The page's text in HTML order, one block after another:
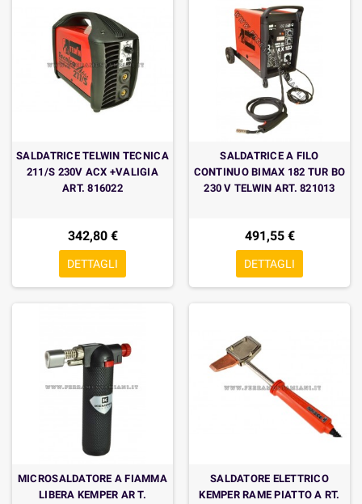
SALDATRICE TELWIN TECNICA
211/S 230V ACX +VALIGIA
ART. 816022
342,80 €
DETTAGLI
SALDATRICE A FILO
CONTINUO BIMAX 182 TUR BO
230 V TELWIN ART. 821013
491,55 €
DETTAGLI
MICROSALDATORE A FIAMMA
LIBERA KEMPER AR T.
SALDATORE ELETTRICO
KEMPER RAME PIATTO A RT.